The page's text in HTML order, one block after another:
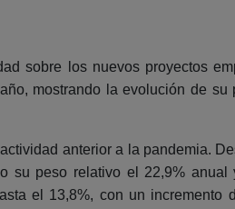
sobre los nuevos proyectos
mostrando la evolución de
anterior a la pandemia.
su peso relativo el 22,9%
el 13,8%, con un incremento